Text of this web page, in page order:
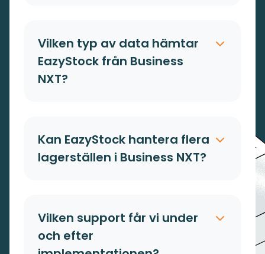
Vilken typ av data hämtar
EazyStock från Business
NXT?
Kan EazyStock hantera flera
lagerställen i Business NXT?
Vilken support får vi under
och efter